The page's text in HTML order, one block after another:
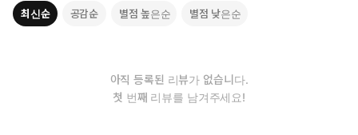
최신순 공감순 별점 높은순 별점 낮은순
아직 등록된 리뷰가 없습니다.
첫 번째 리뷰를 남겨주세요!